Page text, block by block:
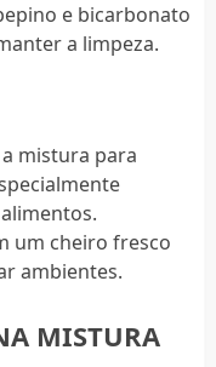
e bicarbonato
a limpeza.
a mistura para
um cheiro fresco
ambientes.
MISTURA